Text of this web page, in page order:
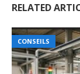
RELATED
CONSEILS